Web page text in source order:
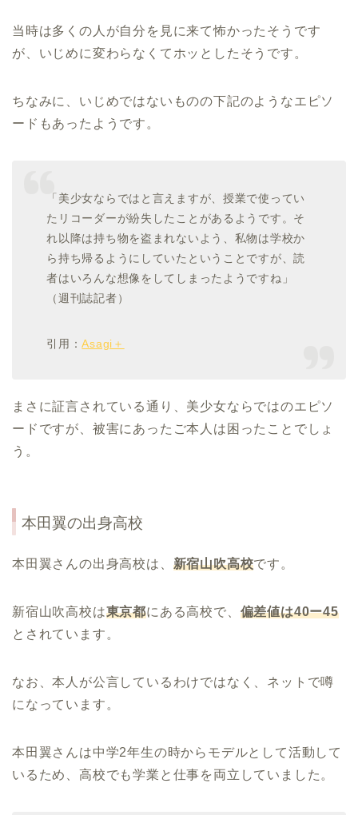
当時は多くの人が自分を見に来て怖かったそうです
が、いじめに変わらなくてホッとしたそうです。
ちなみに、いじめではないものの下記のようなエピソ
ードもあったようです。
「美少女ならではと言えますが、授業で使ってい
たリコーダーが紛失したことがあるようです。そ
れ以降は持ち物を盗まれないよう、私物は学校か
ら持ち帰るようにしていたということですが、読
者はいろんな想像をしてしまったようですね」
（週刊誌記者）
引用：Asagi＋
まさに証言されている通り、美少女ならではのエピソ
ードですが、被害にあったご本人は困ったことでしょ
う。
本田翼の出身高校
本田翼さんの出身高校は、 新宿山吹高校です。
新宿山吹高校は東京都にある高校で、 偏差値は40ー45
とされています。
なお、本人が公言しているわけではなく、ネットで噂
になっています。
本田翼さんは中学2年生の時からモデルとして活動して
いるため、高校でも学業と仕事を両立していました。